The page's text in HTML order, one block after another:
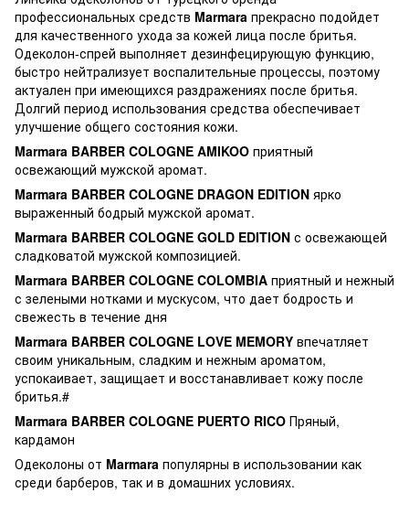
профессиональных средств Marmara прекрасно подойдет
для качественного ухода за кожей лица после бритья.
Одеколон-спрей выполняет дезинфецирующую функцию,
быстро нейтрализует воспалительные процессы, поэтому
актуален при имеющихся раздражениях после бритья.
Долгий период использования средства обеспечивает
улучшение общего состояния кожи.
Marmara BARBER COLOGNE AMIKOO приятный
освежающий мужской аромат.
Marmara BARBER COLOGNE DRAGON EDITION ярко
выраженный бодрый мужской аромат.
Marmara BARBER COLOGNE GOLD EDITION с освежающей
сладковатой мужской композицией.
Marmara BARBER COLOGNE COLOMBIA приятный и нежный
с зелеными нотками и мускусом, что дает бодрость и
свежесть в течение дня
Marmara BARBER COLOGNE LOVE MEMORY впечатляет
своим уникальным, сладким и нежным ароматом,
успокаивает, защищает и восстанавливает кожу после
бритья.#
Marmara BARBER COLOGNE PUERTO RICO Пряный,
кардамон
Одеколоны от Marmara популярны в использовании как
среди барберов, так и в домашних условиях.